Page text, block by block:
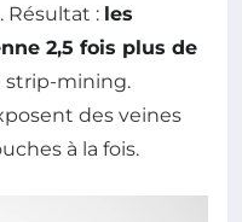
Résultat : les
2,5 fois plus de
strip-mining.
des veines
à la fois.